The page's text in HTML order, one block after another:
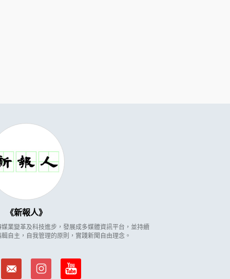
新報人
業變革及科技進步，發展成多媒體資訊平台，並持續
自主，自我管理的原則，實踐新聞自由理念。